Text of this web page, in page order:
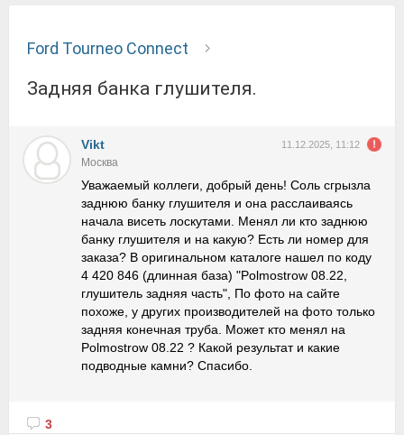
Ford Tourneo Connect
Задняя банка глушителя.
Vikt 11.12.2025, 11:12
Москва
Уважаемый коллеги, добрый день! Соль сгрызла
заднюю банку глушителя и она расслаиваясь
начала висеть лоскутами. Менял ли кто заднюю
банку глушителя и на какую? Есть ли номер для
заказа? В оригинальном каталоге нашел по коду
4 420 846 (длинная база) "Polmostrow 08.22,
глушитель задняя часть", По фото на сайте
похоже, у других производителей на фото только
задняя конечная труба. Может кто менял на
Polmostrow 08.22 ? Какой результат и какие
подводные камни? Спасибо.
3